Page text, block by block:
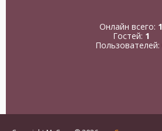
Онлайн всего: 1
Гостей: 1
Пользователей: